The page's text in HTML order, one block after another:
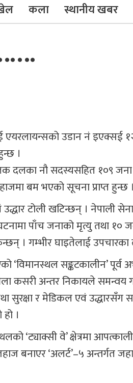
कला स्थानीय खबर
एयरलायन्सको उडान नं इएक्सई
।
दलका नौ सदस्यसहित १०९
बम भएको सूचना प्राप्त हुन्छ ।
टोली खटिन्छन् । नेपाली
पाँच जनाको मृत्यु तथा
। गम्भीर घाइतेलाई
‘विमानस्थल सङ्कटकालीन’ पूर्व
कसरी अन्तर निकायले
सुरक्षा र मेडिकल एवं उद्धारसँग
।
‘ट्याक्सी वे’ क्षेत्रमा
बनाएर ‘अलर्ट’–५ अन्तर्गत